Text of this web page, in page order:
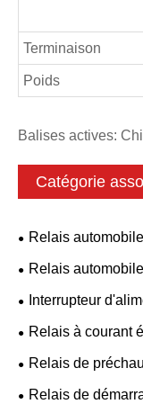
Terminaison
Poids
Balises actives:
Catégorie
Relais
Relais
Interrupteur
Relais à courant
Relais de
Relais de